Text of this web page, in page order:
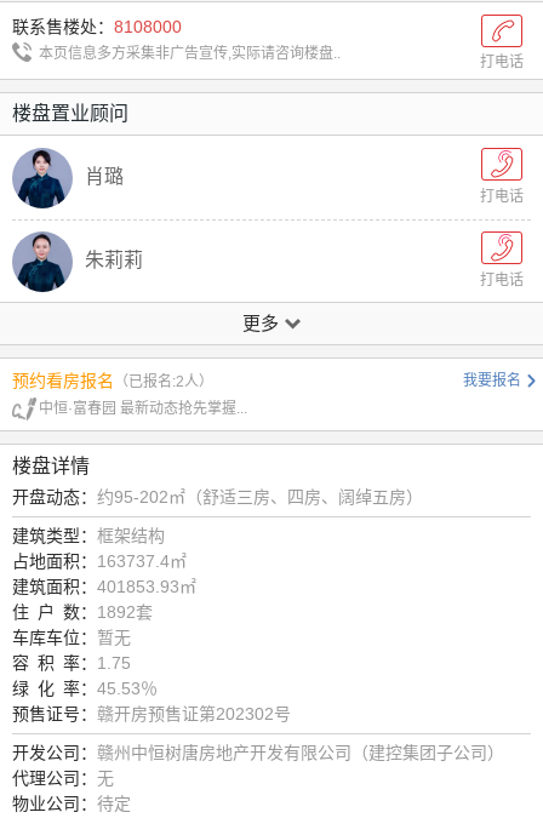
打电话
联系售楼处： 8108000
本页信息多方采集非广告宣传,实际请咨询楼盘..
楼盘置业顾问
肖璐
打电话
朱莉莉
打电话
邬婷婷
打电话
胡青
打电话
黄声彬
陈婉玲
李春
刘小倩
更多
我要报名
预约看房报名
（已报名:2人）
中恒·富春园 最新动态抢先掌握...
楼盘详情
开盘动态： 约95-202㎡（舒适三房、四房、阔绰五房）
建筑类型： 框架结构
占地面积： 163737.4㎡
建筑面积： 401853.93㎡
住 户 数： 1892套
车库车位： 暂无
容 积 率： 1.75
绿 化 率： 45.53％
预售证号： 赣开房预售证第202302号
开发公司： 赣州中恒树唐房地产开发有限公司（建控集团子公司）
代理公司： 无
物业公司： 待定